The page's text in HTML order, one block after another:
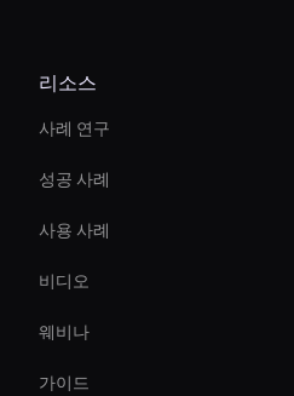
리소스
사례 연구
성공 사례
사용 사례
비디오
웨비나
가이드